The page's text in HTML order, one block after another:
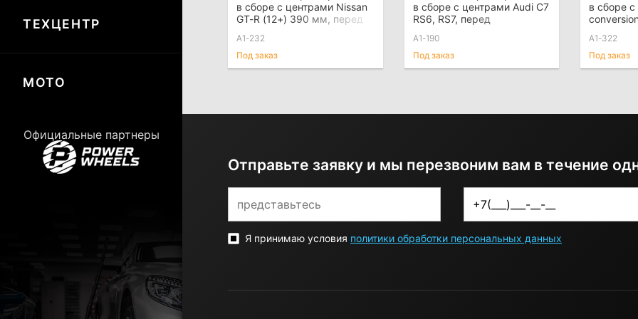
в сборе с центрами Nissan
GT-R (12+) 390 мм, перед
A1-232
Под заказ
в сборе с центрами Audi C7
RS6, RS7, перед
A1-190
Под заказ
в сборе
A1-322
Под заказ
Отправьте заявку и мы перезвоним вам в течение
Я принимаю условия политики обработки персональных данных
ТЕХЦЕНТР
МОТО
Официальные партнеры